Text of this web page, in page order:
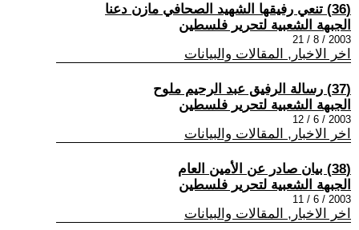
(36) تنعي رفيقها الشهيد الصحافي مازن دعنا
الجبهة الشعبية لتحرير فلسطين
2003 / 8 / 21
اخر الاخبار, المقالات والبيانات
(37) رسالة الرفيق عبد الرحيم ملوح
الجبهة الشعبية لتحرير فلسطين
2003 / 6 / 12
اخر الاخبار, المقالات والبيانات
(38) بيان صادر عن الأمين العام
الجبهة الشعبية لتحرير فلسطين
2003 / 6 / 11
اخر الاخبار, المقالات والبيانات